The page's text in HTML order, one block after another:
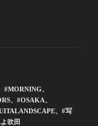
#MORNING、
、 #OSAKA、
、 #写
吹田